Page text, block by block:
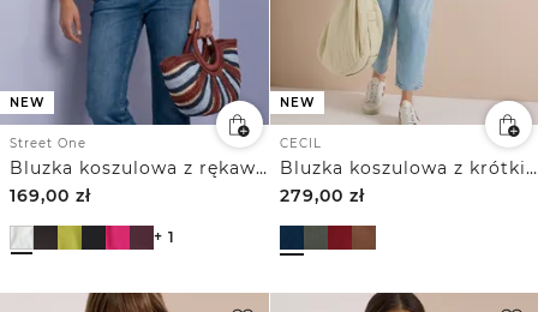
NEW
Street One
Bluzka koszulowa z rękawem 3/4 i dekoltem typu split neck
169,00 zł
+ 1
NEW
CECIL
Bluzka koszulowa z krótkim rękawem w jednolitym kolorze
279,00 zł